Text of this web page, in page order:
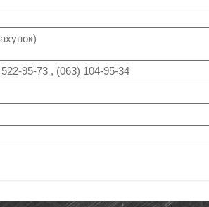
95-73 , (063) 104-95-34